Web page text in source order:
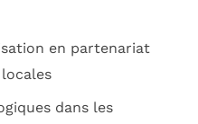
en partenariat
dans les